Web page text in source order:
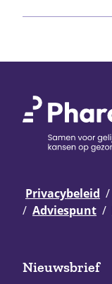
Privacybeleid
Adviespunt
Nieuwsbrief